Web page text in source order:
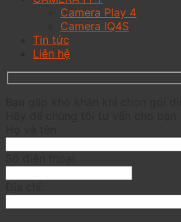
Camera Play 4
Camera IQ4S
Tin tức
Liên hệ